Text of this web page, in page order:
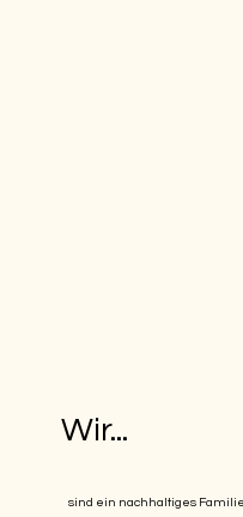
Wir...
sind ein nachhaltiges